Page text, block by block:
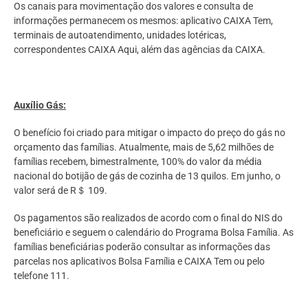
Os canais para movimentação dos valores e consulta de
informações permanecem os mesmos: aplicativo CAIXA Tem,
terminais de autoatendimento, unidades lotéricas,
correspondentes CAIXA Aqui, além das agências da CAIXA.
Auxílio Gás:
O benefício foi criado para mitigar o impacto do preço do gás no
orçamento das famílias. Atualmente, mais de 5,62 milhões de
famílias recebem, bimestralmente, 100% do valor da média
nacional do botijão de gás de cozinha de 13 quilos. Em junho, o
valor será de R＄ 109.
Os pagamentos são realizados de acordo com o final do NIS do
beneficiário e seguem o calendário do Programa Bolsa Família. As
famílias beneficiárias poderão consultar as informações das
parcelas nos aplicativos Bolsa Família e CAIXA Tem ou pelo
telefone 111.